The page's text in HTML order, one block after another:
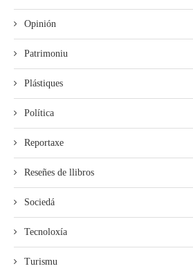
Opinión
Patrimoniu
Plástiques
Política
Reportaxe
Reseñes de llibros
Sociedá
Tecnoloxía
Turismu